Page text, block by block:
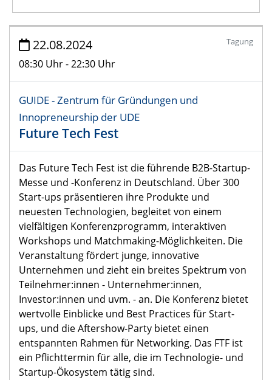
Veranstaltungen
22.08.2024
Future Tech Fest
26.08.2024 - 30.08.2024
GUIDE Start-up School
Kompaktes Qualifizierungsangebot
22.08.2024
08:30 Uhr - 22:30 Uhr
Tagung
GUIDE - Zentrum für Gründungen und
Innopreneurship der UDE
Future Tech Fest
Das Future Tech Fest ist die führende B2B-Startup-
Messe und -Konferenz in Deutschland. Über 300
Start-ups präsentieren ihre Produkte und
neuesten Technologien, begleitet von einem
vielfältigen Konferenzprogramm, interaktiven
Workshops und Matchmaking-Möglichkeiten. Die
Veranstaltung fördert junge, innovative
Unternehmen und zieht ein breites Spektrum von
Teilnehmer:innen - Unternehmer:innen,
Investor:innen und uvm. - an. Die Konferenz bietet
wertvolle Einblicke und Best Practices für Start-
ups, und die Aftershow-Party bietet einen
entspannten Rahmen für Networking. Das FTF ist
ein Pflichttermin für alle, die im Technologie- und
Startup-Ökosystem tätig sind.